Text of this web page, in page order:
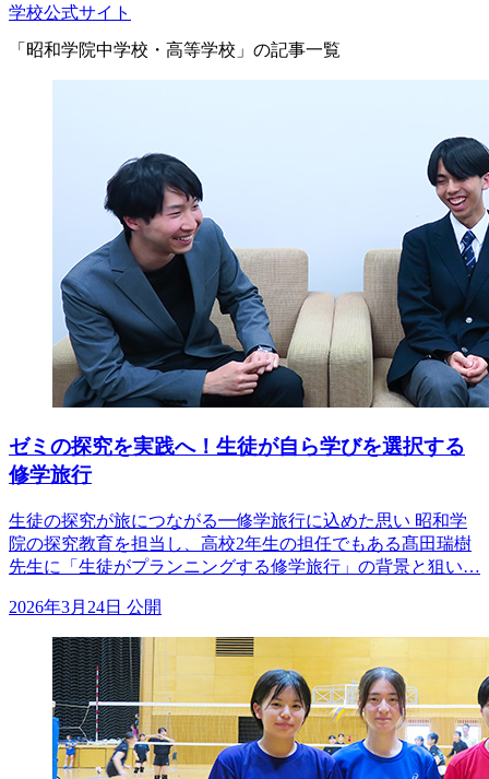
学校公式サイト
「昭和学院中学校・高等学校」の記事一覧
ゼミの探究を実践へ！生徒が自ら学びを選択する
修学旅行
生徒の探究が旅につながる━修学旅行に込めた思い 昭和学
院の探究教育を担当し、高校2年生の担任でもある髙田瑞樹
先生に「生徒がプランニングする修学旅行」の背景と狙い…
2026年3月24日 公開